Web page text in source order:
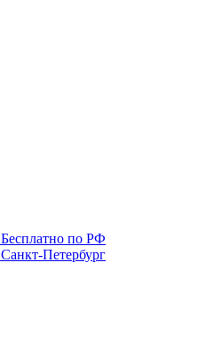
Бесплатно по РФ
Санкт-Петербург